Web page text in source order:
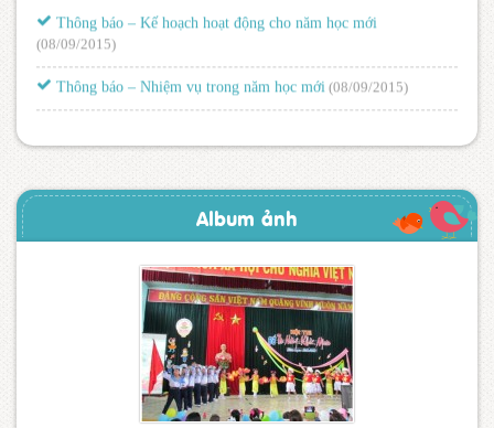
Thông báo – Kế hoạch hoạt động cho năm học mới
(08/09/2015)
Thông báo – Nhiệm vụ trong năm học mới (08/09/2015)
Album ảnh